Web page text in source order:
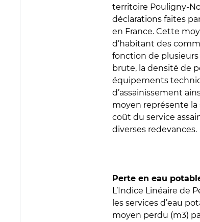
territoire Pouligny-
déclarations faites
en France. Cette
d’habitant des
fonction de plusieurs
brute, la densité de
équipements
d’assainissement
moyen représente
coût du service
diverses redevances.
Perte en eau
L’Indice Linéaire de
les services d’eau
moyen perdu (m3)